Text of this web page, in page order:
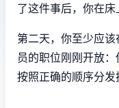
了这件事后，你在床
第二天，你至少应
员的职位刚刚开放：
按照正确的顺序分发